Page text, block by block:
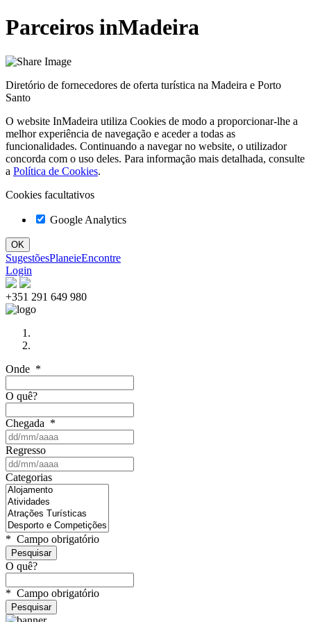
Parceiros inMadeira
Diretório de fornecedores de oferta turística na Madeira e Porto
Santo
O website InMadeira utiliza Cookies de modo a proporcionar-lhe a
melhor experiência de navegação e aceder a todas as
funcionalidades. Continuando a navegar no website, o utilizador
concorda com o uso deles. Para informação mais detalhada, consulte
a Política de Cookies.
Cookies facultativos
Google Analytics
SugestõesPlaneieEncontre
Login
+351 291 649 980
Onde *
O quê?
Chegada *
Regresso
Categorias
* Campo obrigatório
O quê?
* Campo obrigatório